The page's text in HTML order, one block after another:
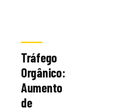
Tráfego
Orgânico:
Aumento
de